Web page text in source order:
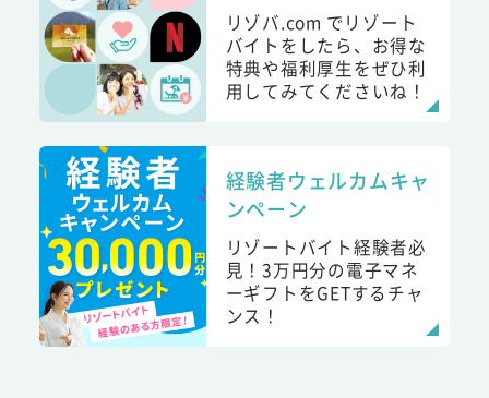
リゾバ.com でリゾート
バイトをしたら、お得な
特典や福利厚生をぜひ利
用してみてくださいね！
経験者ウェルカムキャ
ンペーン
リゾートバイト経験者必
見！3万円分の電子マネ
ーギフトをGETするチャ
ンス！